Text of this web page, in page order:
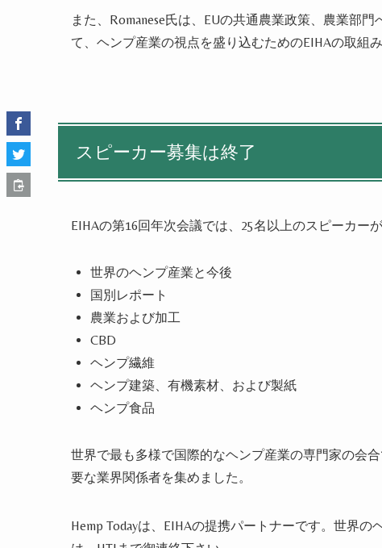
また、Romanese氏は、EUの共通農業政策、農業部
て、ヘンプ産業の視点を盛り込むためのEIHAの取組
スピーカー募集は終了
EIHAの第16回年次会議では、25名以上のスピーカー
世界のヘンプ産業と今後
国別レポート
農業および加工
CBD
ヘンプ繊維
ヘンプ建築、有機素材、および製紙
ヘンプ食品
世界で最も多様で国際的なヘンプ産業の専門家の会
要な業界関係者を集めました。
Hemp Todayは、EIHAの提携パートナーです。世界